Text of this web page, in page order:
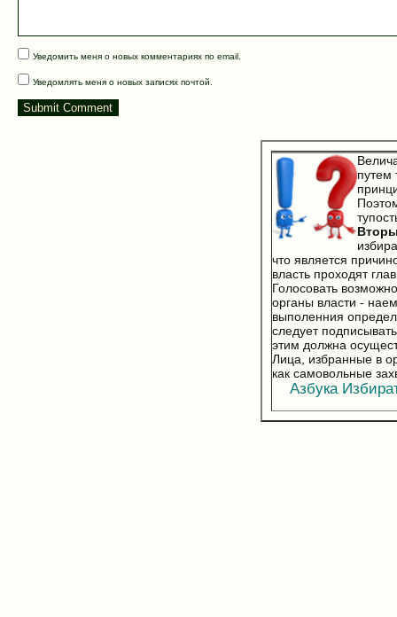
Уведомить меня о новых комментариях по email.
Уведомлять меня о новых записях почтой.
путем
что является
власть проходят
Голосовать
органы власти -
выполенния
следует
этим должна
Лица, избранные в
как самовольные
Азбука